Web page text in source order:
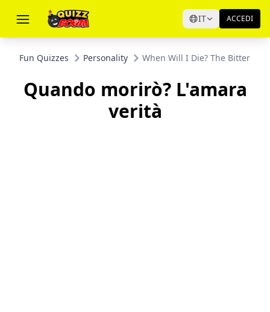
IT ACCEDI
Fun Quizzes Personality When Will I Die? The Bitter
Quando morirò? L'amara
verità